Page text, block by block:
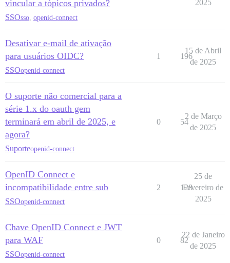
vincular a tópicos privados?
SSOsso openid-connect
2025
Desativar e-mail de ativação
para usuários OIDC?
SSOopenid-connect
1 196
15 de Abril
de 2025
O suporte não comercial para a
série 1.x do oauth gem
terminará em abril de 2025, e
agora?
Suporteopenid-connect
0 54
2 de Março
de 2025
OpenID Connect e
incompatibilidade entre sub
SSOopenid-connect
2 128
25 de
Fevereiro de
2025
Chave OpenID Connect e JWT
para WAF
SSOopenid-connect
0 82
22 de Janeiro
de 2025